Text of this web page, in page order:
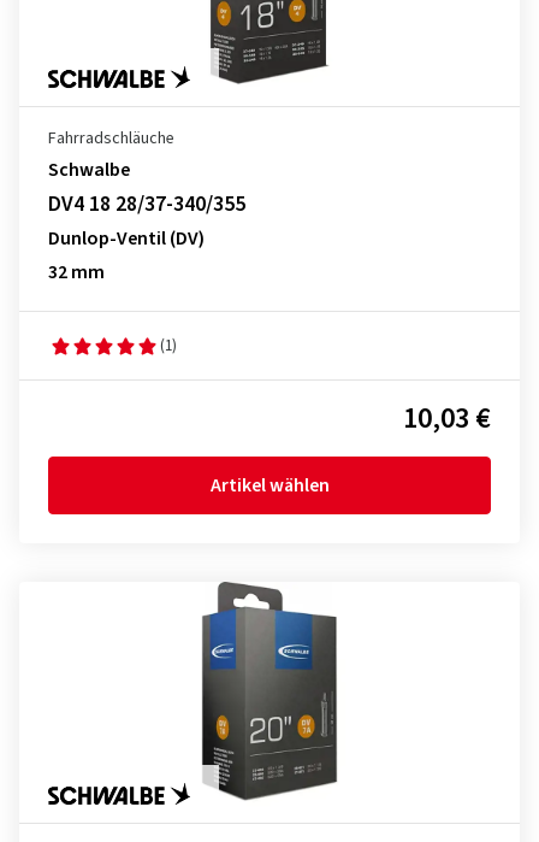
Fahrradschläuche
Schwalbe
DV4 18 28/37-340/355
Dunlop-Ventil (DV)
32 mm
(1)
10,03 €
Artikel wählen